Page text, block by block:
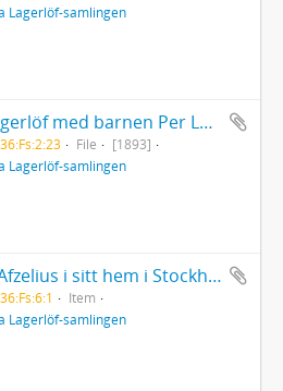
Lagerlöf-samlingen
Nanny Lagerlöf med barnen Per Lagerlöf och Astrid Lidbom
File
[1893]
Lagerlöf-samlingen
Familjen Afzelius i sitt hem i Stockholm
Item
Lagerlöf-samlingen